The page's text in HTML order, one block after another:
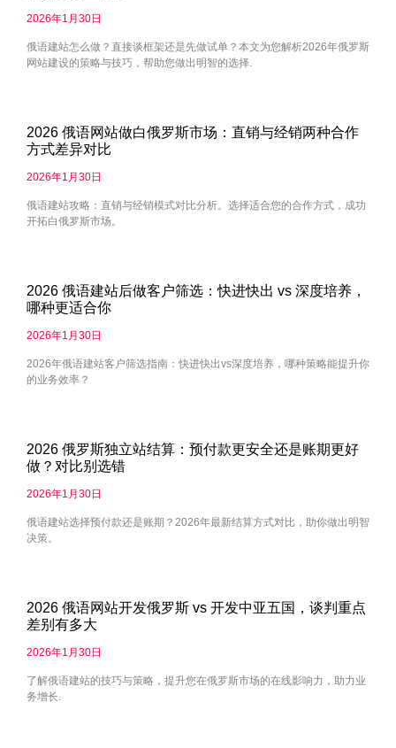
2026年1月30日
俄语建站怎么做？直接谈框架还是先做试单？本文为您解析2026年俄罗斯
网站建设的策略与技巧，帮助您做出明智的选择.
2026 俄语网站做白俄罗斯市场：直销与经销两种合作
方式差异对比
2026年1月30日
俄语建站攻略：直销与经销模式对比分析。选择适合您的合作方式，成功
开拓白俄罗斯市场。
2026 俄语建站后做客户筛选：快进快出 vs 深度培养，
哪种更适合你
2026年1月30日
2026年俄语建站客户筛选指南：快进快出vs深度培养，哪种策略能提升你
的业务效率？
2026 俄罗斯独立站结算：预付款更安全还是账期更好
做？对比别选错
2026年1月30日
俄语建站选择预付款还是账期？2026年最新结算方式对比，助你做出明智
决策。
2026 俄语网站开发俄罗斯 vs 开发中亚五国，谈判重点
差别有多大
2026年1月30日
了解俄语建站的技巧与策略，提升您在俄罗斯市场的在线影响力，助力业
务增长.